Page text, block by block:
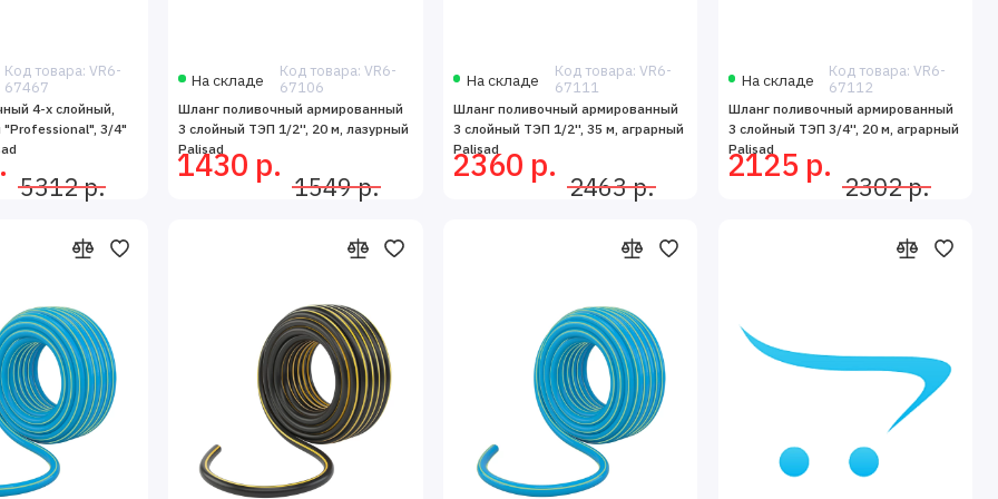
Код товара: VR6-
67467
4-х слойный,
3/4"
5312 р.
На складе
Код товара: VR6-
67106
Шланг поливочный армированный
3 слойный ТЭП 1/2'', 20 м, лазурный
Palisad
1430 р.
1549 р.
На складе
Код товара: VR6-
67111
Шланг поливочный армированный
3 слойный ТЭП 1/2'', 35 м, аграрный
Palisad
2360 р.
2463 р.
На складе
Код товара: VR6-
67112
Шланг поливочный армированный
3 слойный ТЭП 3/4'', 20 м, аграрный
Palisad
2125 р.
2302 р.